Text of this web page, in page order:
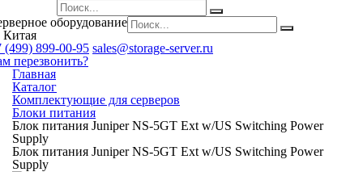
оборудование
Китая
(499) 899-00-95 sales@storage-server.ru
перезвонить?
Главная
Каталог
Комплектующие для серверов
Блоки питания
Блок питания Juniper NS-5GT Ext w/US Switching Power
Supply
Блок питания Juniper NS-5GT Ext w/US Switching Power
Supply